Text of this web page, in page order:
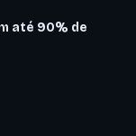
até 90% de